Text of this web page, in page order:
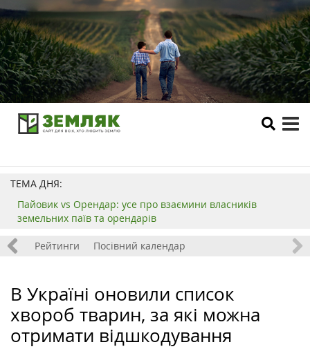
ТЕМА ДНЯ:
Пайовик vs Орендар: усе про взаємини власників
земельних паїв та орендарів
Рейтинги Посівний календар
В Україні оновили список
хвороб тварин, за які можна
отримати відшкодування